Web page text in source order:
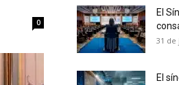
nuestro boletín diario y recibe todas
vapeo y la reducción de daños en tu
our daily clipping and receive all the
0
El
31 de
El